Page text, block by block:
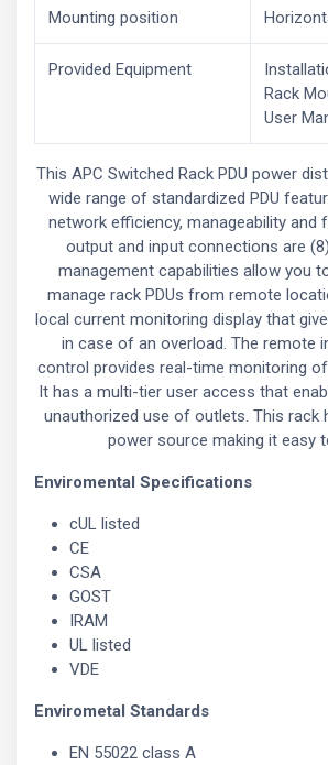
Mounting position
Provided Equipment
Rack
User
This APC Switched Rack PDU power
wide range of standardized PDU
network efficiency, manageability and
output and input connections are
management capabilities allow you
manage rack PDUs from remote
local current monitoring display that
in case of an overload. The remote
control provides real-time monitoring
It has a multi-tier user access that
unauthorized use of outlets. This rack
power source making it easy
Enviromental Specifications
cUL listed
CE
CSA
GOST
IRAM
UL listed
VDE
Envirometal Standards
EN 55022 class A